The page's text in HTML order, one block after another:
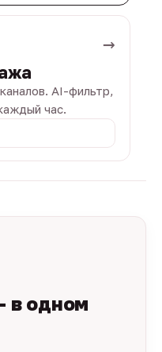
→
AI-фильтр,
час.
в одном